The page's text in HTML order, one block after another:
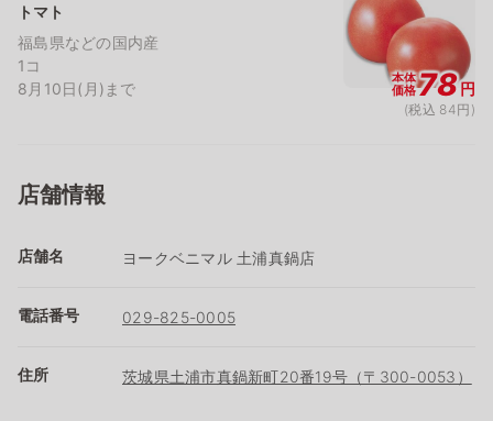
トマト
福島県などの国内産
1コ
8月10日(月)まで
本体
価格78円
(税込 84円)
店舗情報
店舗名 ヨークベニマル 土浦真鍋店
電話番号 029-825-0005
住所 茨城県土浦市真鍋新町20番19号（〒300-0053）